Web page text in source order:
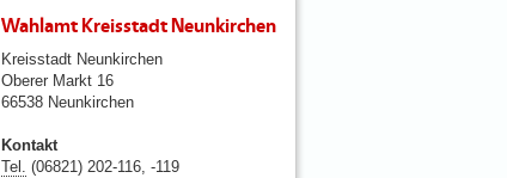
Wahlamt Kreisstadt Neunkirchen
Kreisstadt Neunkirchen
Oberer Markt 16
66538 Neunkirchen
Kontakt
Tel. (06821) 202-116, -119